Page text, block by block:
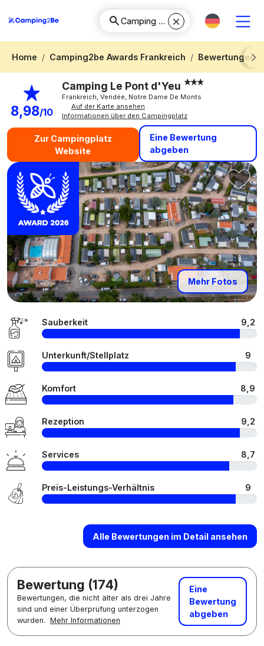
Home Camping2be Awards Frankreich
Bewertungen
Next
8,98/10
Camping Le Pont d'Yeu
Frankreich, Vendée, Notre Dame De Monts
Auf der Karte ansehen
Informationen über den Campingplatz
Zur Campingplatz
Website
Eine Bewertung
abgeben
Mehr Fotos
Sauberkeit 9,2
Unterkunft/Stellplatz 9
Komfort 8,9
Rezeption 9,2
Services 8,7
Preis-Leistungs-Verhältnis 9
Alle Bewertungen im Detail ansehen
Bewertung (174)
Bewertungen, die nicht älter als drei Jahre
sind und einer Überprüfung unterzogen
wurden. Mehr Informationen
Eine
Bewertung
abgeben